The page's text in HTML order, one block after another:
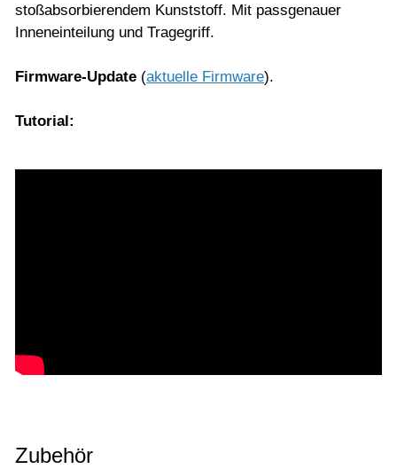
stoßabsorbierendem Kunststoff. Mit passgenauer
Inneneinteilung und Tragegriff.
Firmware-Update (aktuelle Firmware).
Tutorial:
Zubehör